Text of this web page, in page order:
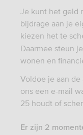
Je kunt het geld
bijdrage aan je
kiezen het te
Daarmee steun
wonen en
Voldoe je aan de
ons een e-mail
25 houdt of
Er zijn 2